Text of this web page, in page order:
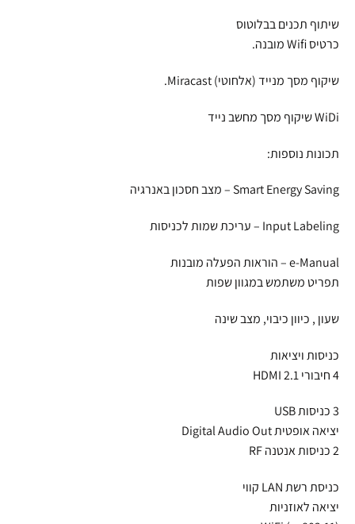
שיתוף תכנים בבלוטוס
כרטיס Wifi מובנה.
שיקוף מסך מנייד (אלחוטי) Miracast.
WiDi שיקוף מסך מחשב נייד
תכונות נוספות:
Smart Energy Saving – מצב חסכון באנרגיה
Input Labeling – עריכת שמות לכניסות
e-Manual – הוראות הפעלה מובנות
תפריט משתמש במגוון שפות
שעון , כיוון כיבוי, מצב שינה
כניסות ויציאות
4 חיבורי HDMI 2.1
3 כניסות USB
יציאה אופטית Digital Audio Out
2 כניסות אנטנה RF
כניסת רשת LAN קווי
יציאה לאוזניות